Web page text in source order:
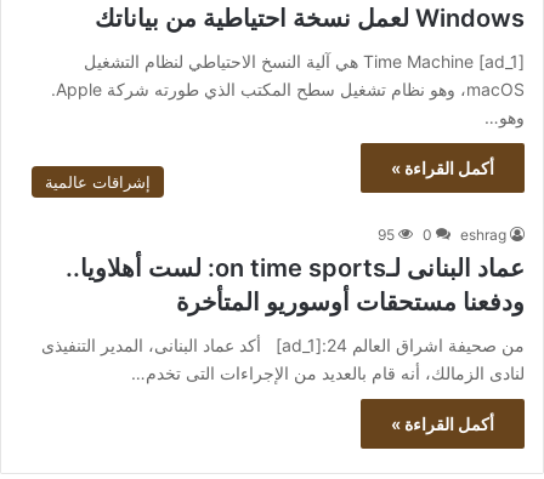
Windows لعمل نسخة احتياطية من بياناتك
[ad_1] Time Machine هي آلية النسخ الاحتياطي لنظام التشغيل
macOS، وهو نظام تشغيل سطح المكتب الذي طورته شركة Apple.
وهو…
أكمل القراءة »
إشراقات عالمية
eshrag
0
95
عماد البنانى لـon time sports: لست أهلاويا..
ودفعنا مستحقات أوسوريو المتأخرة
من صحيفة اشراق العالم 24:[ad_1] أكد عماد البنانى، المدير التنفيذى
لنادى الزمالك، أنه قام بالعديد من الإجراءات التى تخدم…
أكمل القراءة »